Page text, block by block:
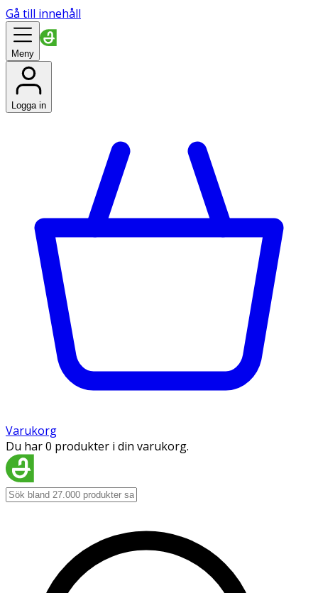
Gå till innehåll
Meny
Logga in
Varukorg
Du har 0 produkter i din varukorg.